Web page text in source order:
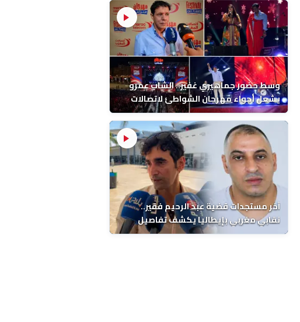
وسط حضور جماهيري غفير.. الشاب عمرو
يشعل أجواء مهرجان الشواطئ لاتصالات
المغرب بطنجة
آخر مستجدات قضية عبد الرحيم فقير..
نقابي مغربي بإيطاليا يكشف تفاصيل
الوفاة ونتائج التشريح